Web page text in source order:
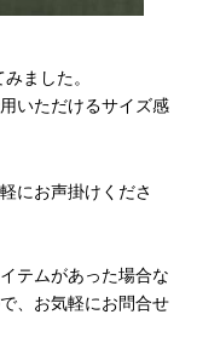
ました。
いただけるサイズ感
にお声掛けくださ
テムがあった場合な
、お気軽にお問合せ